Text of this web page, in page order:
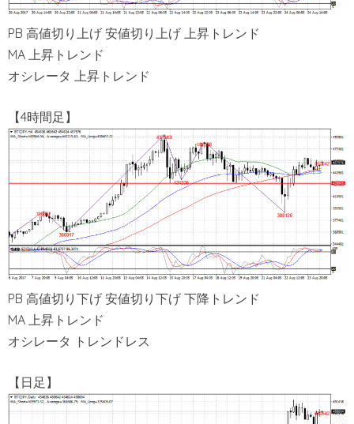
PB 高値切り上げ 安値切り上げ 上昇トレンド
MA 上昇トレンド
オシレータ 上昇トレンド
【4時間足】
PB 高値切り下げ 安値切り下げ 下降トレンド
MA 上昇トレンド
オシレータ トレンドレス
【日足】